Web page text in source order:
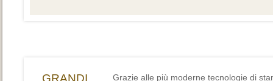
GRANDI
Grazie alle più moderne tecnologie di